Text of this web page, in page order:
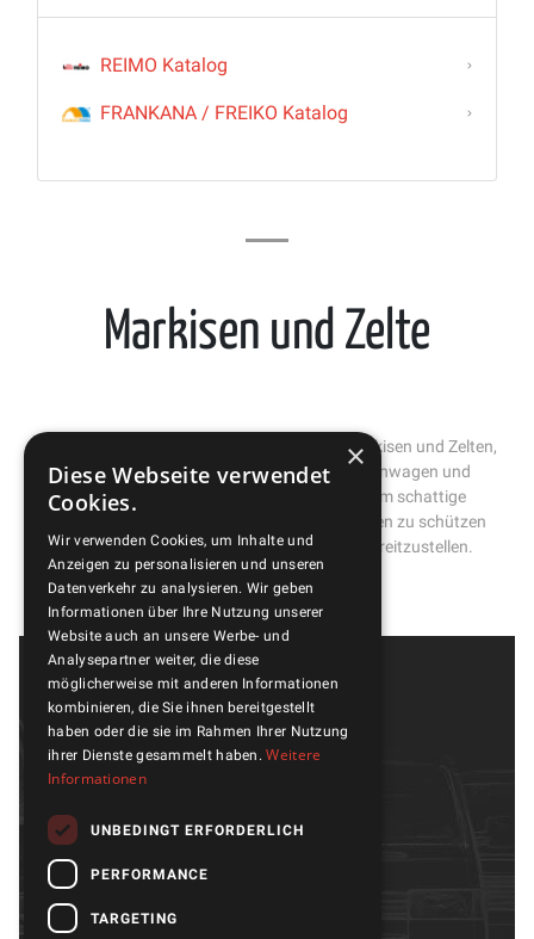
REIMO Katalog
FRANKANA / FREIKO Katalog
Markisen und Zelte
Diese Kategorie umfasst eine Auswahl an Markisen und Zelten,
die zusätzlichen Raum und Schutz für Wohnwagen und
Wohnmobile bieten. Sie eignen sich ideal, um schattige
Bereiche zu schaffen, vor Witterungseinflüssen zu schützen
oder zusätzlichen Wohnraum auf Reisen bereitzustellen.
Teile und Zubehör
×
Diese Webseite verwendet
Cookies.
Wir verwenden Cookies, um Inhalte und
Anzeigen zu personalisieren und unseren
Datenverkehr zu analysieren. Wir geben
Informationen über Ihre Nutzung unserer
Website auch an unsere Werbe- und
Analysepartner weiter, die diese
möglicherweise mit anderen Informationen
kombinieren, die Sie ihnen bereitgestellt
haben oder die sie im Rahmen Ihrer Nutzung
ihrer Dienste gesammelt haben.Weitere
Informationen
UNBEDINGT ERFORDERLICH
PERFORMANCE
TARGETING